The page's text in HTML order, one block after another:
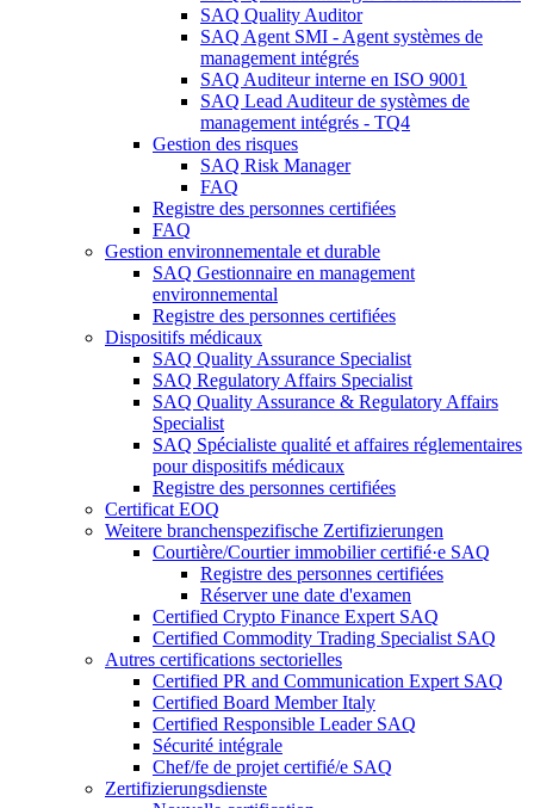
SAQ Quality Auditor
SAQ Agent SMI - Agent systèmes de
management intégrés
SAQ Auditeur interne en ISO 9001
SAQ Lead Auditeur de systèmes de
management intégrés - TQ4
Gestion des risques
SAQ Risk Manager
FAQ
Registre des personnes certifiées
FAQ
Gestion environnementale et durable
SAQ Gestionnaire en management
environnemental
Registre des personnes certifiées
Dispositifs médicaux
SAQ Quality Assurance Specialist
SAQ Regulatory Affairs Specialist
SAQ Quality Assurance & Regulatory Affairs
Specialist
SAQ Spécialiste qualité et affaires réglementaires
pour dispositifs médicaux
Registre des personnes certifiées
Certificat EOQ
Weitere branchenspezifische Zertifizierungen
Courtière/Courtier immobilier certifié·e SAQ
Registre des personnes certifiées
Réserver une date d'examen
Certified Crypto Finance Expert SAQ
Certified Commodity Trading Specialist SAQ
Autres certifications sectorielles
Certified PR and Communication Expert SAQ
Certified Board Member Italy
Certified Responsible Leader SAQ
Sécurité intégrale
Chef/fe de projet certifié/e SAQ
Zertifizierungsdienste